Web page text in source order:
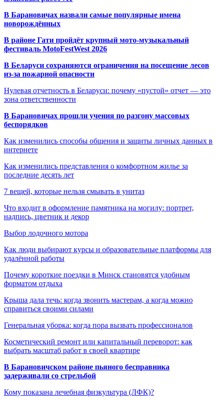
В Барановичах назвали самые популярные имена
новорождённых
В районе Гати пройдёт крупный мото-музыкальный
фестиваль MotoFestWest 2026
В Беларуси сохраняются ограничения на посещение лесов
из-за пожарной опасности
Нулевая отчетность в Беларуси: почему «пустой» отчет — это
зона ответственности
В Барановичах прошли учения по разгону массовых
беспорядков
Как изменились способы общения и защиты личных данных в
интернете
Как изменились представления о комфортном жилье за
последние десять лет
7 вещей, которые нельзя смывать в унитаз
Что входит в оформление памятника на могилу: портрет,
надпись, цветник и декор
Выбор лодочного мотора
Как люди выбирают курсы и образовательные платформы для
удалённой работы
Почему короткие поездки в Минск становятся удобным
форматом отдыха
Крыша дала течь: когда звонить мастерам, а когда можно
справиться своими силами
Генеральная уборка: когда пора вызвать профессионалов
Косметический ремонт или капитальный переворот: как
выбрать масштаб работ в своей квартире
В Барановичском районе пьяного бесправника
задерживали со стрельбой
Кому показана лечебная физкультура (ЛФК)?